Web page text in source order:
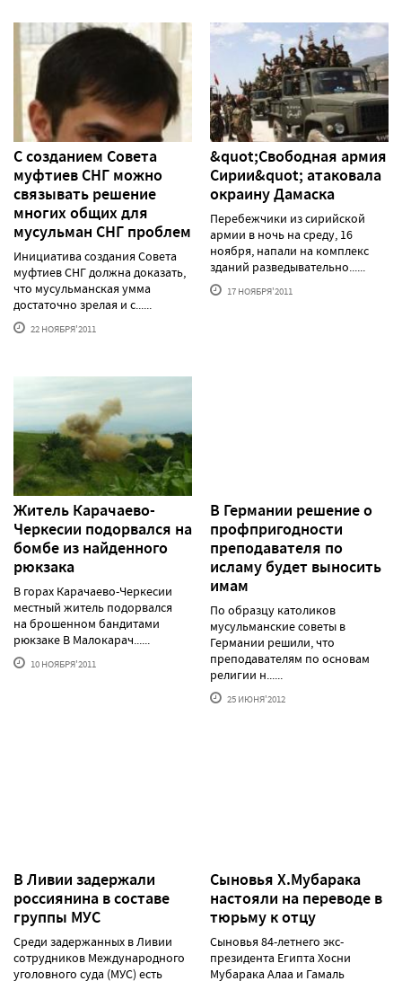
С созданием Совета
муфтиев СНГ можно
связывать решение
многих общих для
мусульман СНГ проблем
Инициатива создания Совета
муфтиев СНГ должна доказать,
что мусульманская умма
достаточно зрелая и с......
22 НОЯБРЯ'2011
&quot;Свободная армия
Сирии&quot; атаковала
окраину Дамаска
Перебежчики из сирийской
армии в ночь на среду, 16
ноября, напали на комплекс
зданий разведывательно......
17 НОЯБРЯ'2011
Житель Карачаево-
Черкесии подорвался на
бомбе из найденного
рюкзака
В горах Карачаево-Черкесии
местный житель подорвался
на брошенном бандитами
рюкзаке В Малокарач......
10 НОЯБРЯ'2011
В Германии решение о
профпригодности
преподавателя по
исламу будет выносить
имам
По образцу католиков
мусульманские советы в
Германии решили, что
преподавателям по основам
религии н......
25 ИЮНЯ'2012
В Ливии задержали
россиянина в составе
группы МУС
Среди задержанных в Ливии
сотрудников Международного
уголовного суда (МУС) есть
Сыновья Х.Мубарака
настояли на переводе в
тюрьму к отцу
Сыновья 84-летнего экс-
президента Египта Хосни
Мубарака Алаа и Гамаль